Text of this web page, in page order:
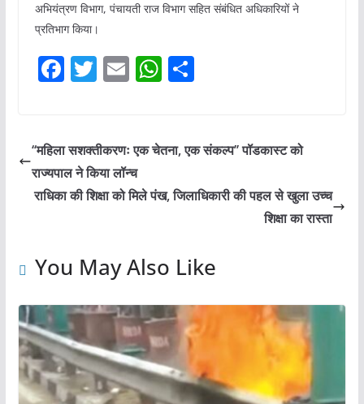
अभियंत्रण विभाग, पंचायती राज विभाग सहित संबंधित अधिकारियों ने
प्रतिभाग किया।
F
e
b
o
T
er
E
l
W
s
p
S
e
‘‘महिला सशक्तीकरणः एक चेतना, एक संकल्प’’ पॉडकास्ट को
राज्यपाल ने किया लॉन्च
राधिका की शिक्षा को मिले पंख, जिलाधिकारी की पहल से खुला उच्च
शिक्षा का रास्ता
You May Also Like